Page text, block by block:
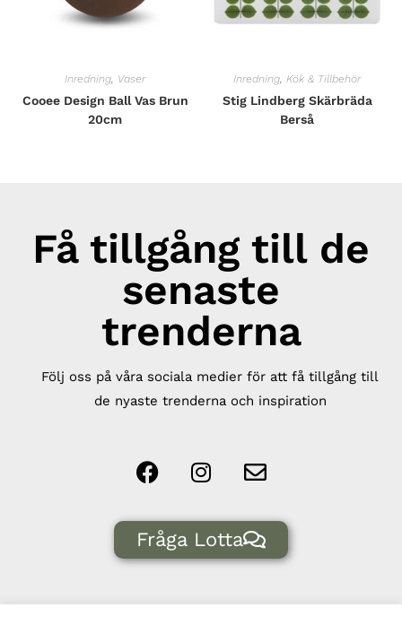
Inredning, Vaser
Cooee Design Ball Vas Brun
20cm
Inredning, Kök & Tillbehör
Stig Lindberg Skärbräda
Berså
Få tillgång till de
senaste
trenderna
Följ oss på våra sociala medier för att få tillgång till
de nyaste trenderna och inspiration
Fråga Lotta